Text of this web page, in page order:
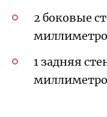
2 боковые
1 задняя